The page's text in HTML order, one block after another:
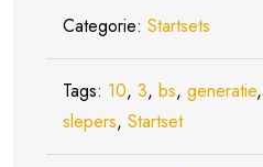
Categorie: Startsets
Tags: 10, 3, bs, generatie,
slepers, Startset